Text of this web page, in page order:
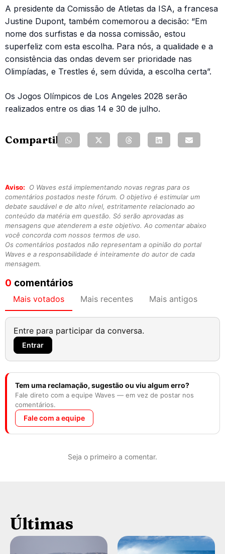
A presidente da Comissão de Atletas da ISA, a francesa
Justine Dupont, também comemorou a decisão: “Em
nome dos surfistas e da nossa comissão, estou
superfeliz com esta escolha. Para nós, a qualidade e a
consistência das ondas devem ser prioridade nas
Olimpíadas, e Trestles é, sem dúvida, a escolha certa”.
Os Jogos Olímpicos de Los Angeles 2028 serão
realizados entre os dias 14 e 30 de julho.
Compartilhe:
Aviso:
O Waves está implementando novas regras para os
comentários postados neste fórum. O objetivo é estimular um
debate saudável e de alto nível, estritamente relacionado ao
conteúdo da matéria em questão. Só serão aprovadas as
mensagens que atenderem a este objetivo. Ao comentar abaixo
você concorda com nossos termos de uso.
Os comentários postados não representam a opinião do portal
Waves e a responsabilidade é inteiramente do autor de cada
mensagem.
0 comentários
Mais votados Mais recentes Mais antigos
Entre para participar da conversa.
Entrar
Tem uma reclamação, sugestão ou viu algum erro?
Fale direto com a equipe Waves — em vez de postar nos
comentários.
Fale com a equipe
Seja o primeiro a comentar.
Últimas